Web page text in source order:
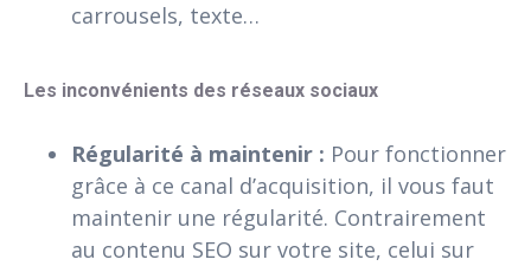
carrousels, texte…
Les inconvénients des réseaux sociaux
Régularité à maintenir : Pour fonctionner
grâce à ce canal d’acquisition, il vous faut
maintenir une régularité. Contrairement
au contenu SEO sur votre site, celui sur